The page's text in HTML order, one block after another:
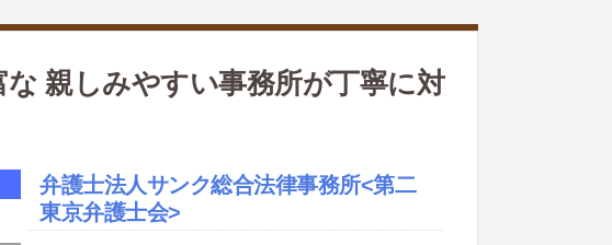
親しみやすい事務所が丁寧に対
弁護士法人サンク総合法律事務所<第二
東京弁護士会>